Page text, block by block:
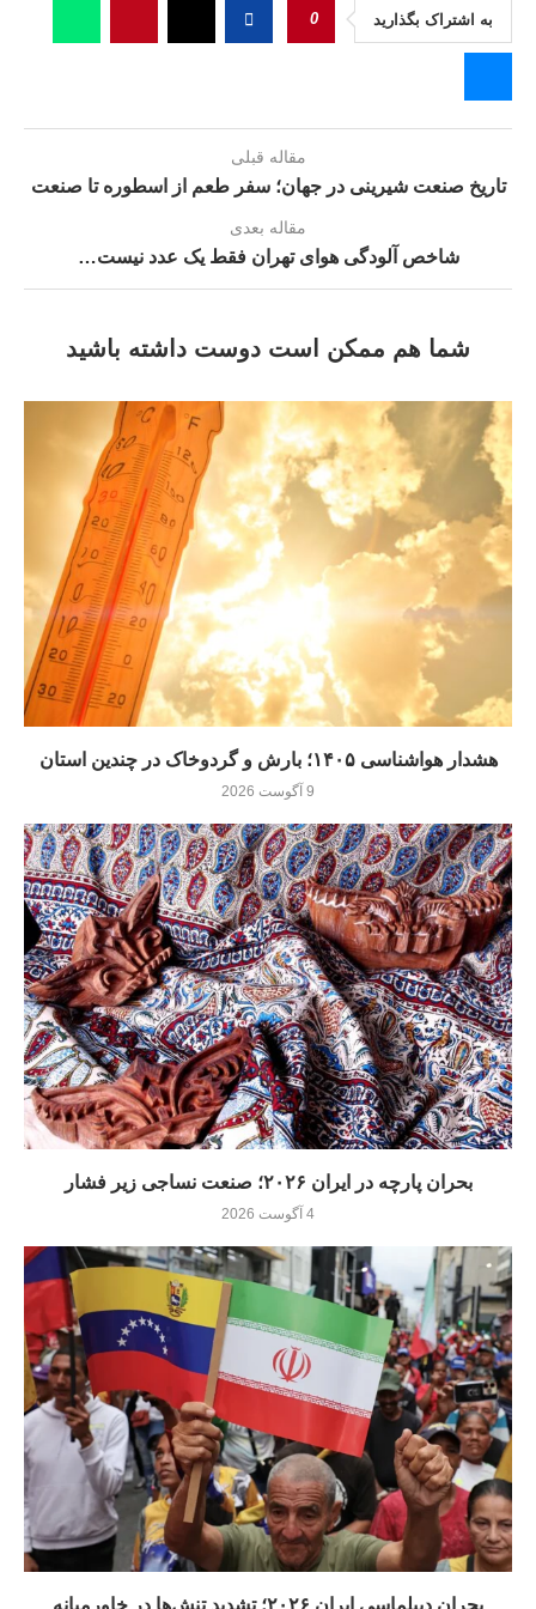
به اشتراک بگذارید 0
مقاله قبلی
تاریخ صنعت شیرینی در جهان؛ سفر طعم از اسطوره تا صنعت
مقاله بعدی
شاخص آلودگی هواى تهران فقط یک عدد نیست…
شما هم ممکن است دوست داشته باشید
هشدار هواشناسی ۱۴۰۵؛ بارش و گردوخاک در چندین استان
9 آگوست 2026
بحران پارچه در ایران ۲۰۲۶؛ صنعت نساجی زیر فشار
4 آگوست 2026